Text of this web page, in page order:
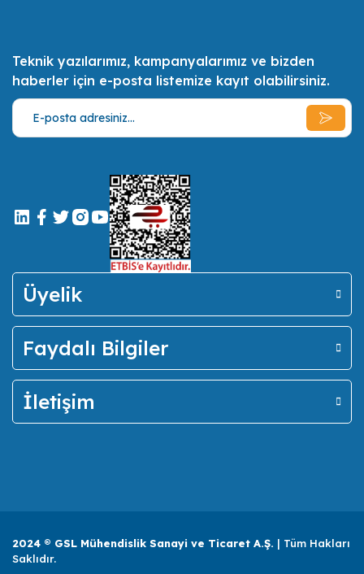
Meanwell
MW-EDR-75-48
75W/1.6A, 48 VDC, with universal 85 to 264 VAC input
Meanwell
MW-MDR-040-24
Türkiye bilişim sektörünün ilk 500 bilişim şirketinden biri olan GSL,
uzman sertifikalı mühendis kadrosuyla müşterilerinin ihtiyaçlarını en iyi
şekilde tespit etmek, onlara bu ihtiyaçları doğrultusunda olabilecek en
ekonomik, en kaliteli ve en pratik çözümler ve alternatifler sunmak,
Teknik yazılarımız, kampanyalarımız ve bizden
haberler için e-posta listemize kayıt olabilirsiniz.
Üyelik
Faydalı Bilgiler
İletişim
2024 ® GSL Mühendislik Sanayi ve Ticaret A.Ş. | Tüm Hakları
Saklıdır.